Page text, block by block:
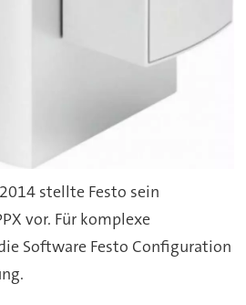
stellte Festo sein
vor. Für komplexe
Software Festo Configuration